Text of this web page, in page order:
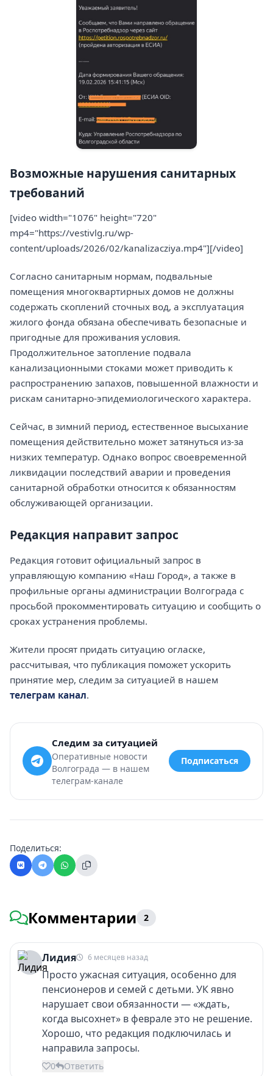
Возможные нарушения санитарных
требований
[video width="1076" height="720"
mp4="https://vestivlg.ru/wp-
content/uploads/2026/02/kanalizacziya.mp4"][/video]
Согласно санитарным нормам, подвальные
помещения многоквартирных домов не должны
содержать скоплений сточных вод, а эксплуатация
жилого фонда обязана обеспечивать безопасные и
пригодные для проживания условия.
Продолжительное затопление подвала
канализационными стоками может приводить к
распространению запахов, повышенной влажности и
рискам санитарно-эпидемиологического характера.
Сейчас, в зимний период, естественное высыхание
помещения действительно может затянуться из-за
низких температур. Однако вопрос своевременной
ликвидации последствий аварии и проведения
санитарной обработки относится к обязанностям
обслуживающей организации.
Редакция направит запрос
Редакция готовит официальный запрос в
управляющую компанию «Наш Город», а также в
профильные органы администрации Волгограда с
просьбой прокомментировать ситуацию и сообщить о
сроках устранения проблемы.
Жители просят придать ситуацию огласке,
рассчитывая, что публикация поможет ускорить
принятие мер, следим за ситуацией в нашем
телеграм канал.
Следим за ситуацией
Оперативные новости
Волгограда — в нашем
телеграм-канале
Подписаться
Поделиться:
Комментарии 2
Лидия 6 месяцев назад
Просто ужасная ситуация, особенно для
пенсионеров и семей с детьми. УК явно
нарушает свои обязанности — «ждать,
когда высохнет» в феврале это не решение.
Хорошо, что редакция подключилась и
направила запросы.
0 Ответить